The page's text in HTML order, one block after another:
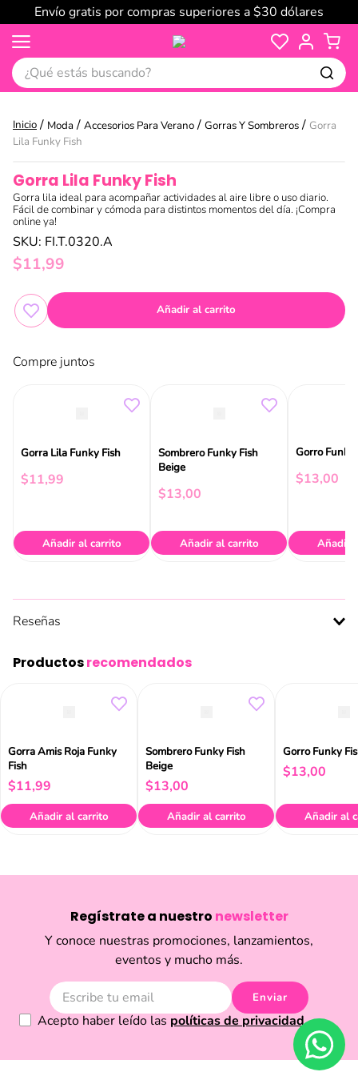
Envío gratis por compras superiores a $30 dólares
¿Qué estás buscando?
Moda Accesorios Para Verano Gorras Y Sombreros
Gorra
Lila Funky Fish
Gorra Lila Funky Fish
Gorra lila ideal para acompañar actividades al aire libre o uso diario.
Fácil de combinar y cómoda para distintos momentos del día. ¡Compra
online ya!
SKU: FI.T.0320.A
$11,99
Añadir al carrito
Compre juntos
Gorra Lila Funky Fish
$11,99
Añadir al carrito
Sombrero Funky Fish
Beige
$13,00
Añadir al carrito
Gorro Funky
$13,00
Añadir
Reseñas
Productosrecomendados
Gorra Amis Roja Funky
Fish
$11,99
Añadir al carrito
Sombrero Funky Fish
Beige
$13,00
Añadir al carrito
Gorro Funky
$13,00
Añadir al
Regístrate a nuestro newsletter
Y conoce nuestras promociones, lanzamientos,
eventos y mucho más.
Enviar
Acepto haber leído las políticas de privacidad.